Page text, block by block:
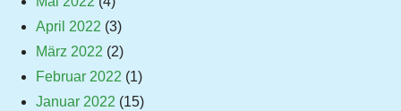
April 2022 (3)
März 2022 (2)
Februar 2022 (1)
Januar 2022 (15)